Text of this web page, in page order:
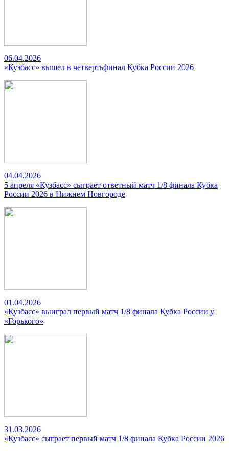
06.04.2026
«Кузбасс» вышел в четвертьфинал Кубка России 2026
04.04.2026
5 апреля «Кузбасс» сыграет ответный матч 1/8 финала Кубка
России 2026 в Нижнем Новгороде
01.04.2026
«Кузбасс» выиграл первый матч 1/8 финала Кубка России у
«Горького»
31.03.2026
«Кузбасс» сыграет первый матч 1/8 финала Кубка России 2026